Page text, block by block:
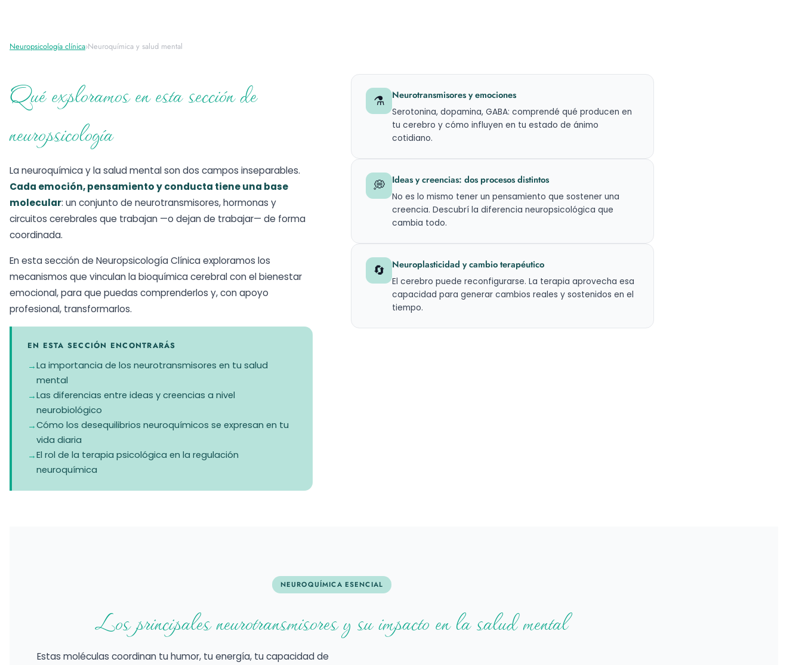
Neuropsicología clínica›Neuroquímica y salud mental
Qué exploramos en esta sección de
neuropsicología
La neuroquímica y la salud mental son dos campos inseparables.
Cada emoción, pensamiento y conducta tiene una base
molecular: un conjunto de neurotransmisores, hormonas y
circuitos cerebrales que trabajan —o dejan de trabajar— de forma
coordinada.
En esta sección de Neuropsicología Clínica exploramos los
mecanismos que vinculan la bioquímica cerebral con el bienestar
emocional, para que puedas comprenderlos y, con apoyo
profesional, transformarlos.
EN ESTA SECCIÓN ENCONTRARÁS
La importancia de los neurotransmisores en tu salud
mental
Las diferencias entre ideas y creencias a nivel
neurobiológico
Cómo los desequilibrios neuroquímicos se expresan en tu
vida diaria
El rol de la terapia psicológica en la regulación
neuroquímica
⚗️ Neurotransmisores y emociones
Serotonina, dopamina, GABA: comprendé qué producen en
tu cerebro y cómo influyen en tu estado de ánimo
cotidiano.
💭 Ideas y creencias: dos procesos distintos
No es lo mismo tener un pensamiento que sostener una
creencia. Descubrí la diferencia neuropsicológica que
cambia todo.
🔄 Neuroplasticidad y cambio terapéutico
El cerebro puede reconfigurarse. La terapia aprovecha esa
capacidad para generar cambios reales y sostenidos en el
tiempo.
NEUROQUÍMICA ESENCIAL
Los principales neurotransmisores y su impacto en la salud mental
Estas moléculas coordinan tu humor, tu energía, tu capacidad de